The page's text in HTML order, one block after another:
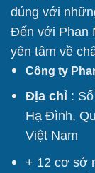
đúng với
Đến với Phan
yên tâm về
Công ty
Địa chỉ :
Hạ Đình,
Việt Nam
+ 12 cơ sở